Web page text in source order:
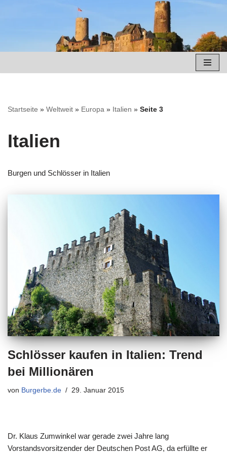
springen
Startseite » Weltweit » Europa » Italien » Seite 3
Italien
Burgen und Schlösser in Italien
Schlösser kaufen in Italien: Trend
bei Millionären
von Burgerbe.de 29. Januar 2015
Dr. Klaus Zumwinkel war gerade zwei Jahre lang
Vorstandsvorsitzender der Deutschen Post AG, da erfüllte er